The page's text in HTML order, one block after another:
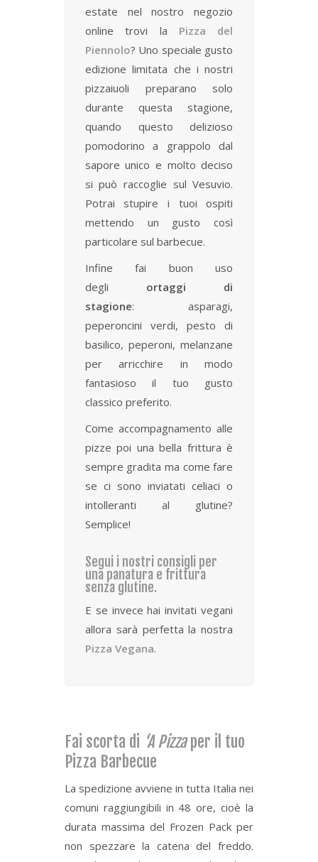
estate nel nostro negozio
online trovi la Pizza del
Piennolo? Uno speciale gusto
edizione limitata che i nostri
pizzaiuoli preparano solo
durante questa stagione,
quando questo delizioso
pomodorino a grappolo dal
sapore unico e molto deciso
si può raccoglie sul Vesuvio.
Potrai stupire i tuoi ospiti
mettendo un gusto così
particolare sul barbecue.
Infine fai buon uso
degli ortaggi di
stagione: asparagi,
peperoncini verdi, pesto di
basilico, peperoni, melanzane
per arricchire in modo
fantasioso il tuo gusto
classico preferito.
Come accompagnamento alle
pizze poi una bella frittura è
sempre gradita ma come fare
se ci sono inviatati celiaci o
intolleranti al glutine?
Semplice!
Segui i nostri consigli per
una panatura e frittura
senza glutine.
E se invece hai invitati vegani
allora sarà perfetta la nostra
Pizza Vegana.
Fai scorta di ‘A Pizzaper il tuo
Pizza Barbecue
La spedizione avviene in tutta Italia nei
comuni raggiungibili in 48 ore, cioè la
durata massima del Frozen Pack per
non spezzare la catena del freddo.